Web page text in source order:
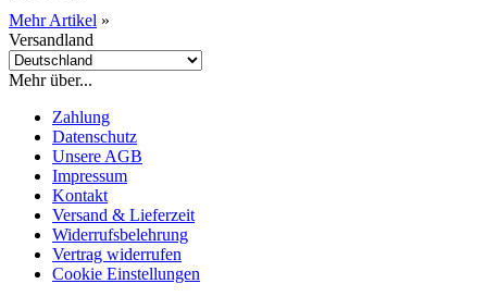
Mehr Artikel »
Versandland
Mehr über...
Zahlung
Datenschutz
Unsere AGB
Impressum
Kontakt
Versand & Lieferzeit
Widerrufsbelehrung
Vertrag widerrufen
Cookie Einstellungen